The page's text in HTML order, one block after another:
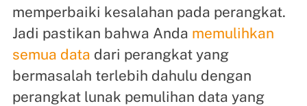
memperbaiki kesalahan pada perangkat.
Jadi pastikan bahwa Anda memulihkan
semua data dari perangkat yang
bermasalah terlebih dahulu dengan
perangkat lunak pemulihan data yang